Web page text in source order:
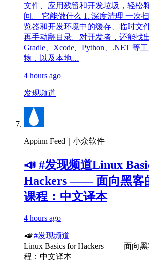
文件、应用残留和开发垃圾，轻松
间。 它能做什么 1. 深度清理 一次
览器和开发环境中的缓存、临时文
再手动翻目录。对开发者，还能找出
Gradle、Xcode、Python、.NET 等
物，以及本地…
4 hours ago
发现频道
Appinn Feed｜小众软件
📣 #发现频道Linux
Hackers —— 面向黑客
课程：中文译本
4 hours ago
📣 #发现频道
Linux Basics for Hackers —— 面向
程：中文译本